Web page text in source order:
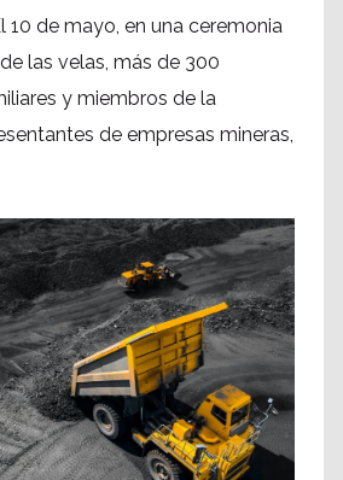
10 de mayo, en una ceremonia
las velas, más de 300
y miembros de la
de empresas mineras,